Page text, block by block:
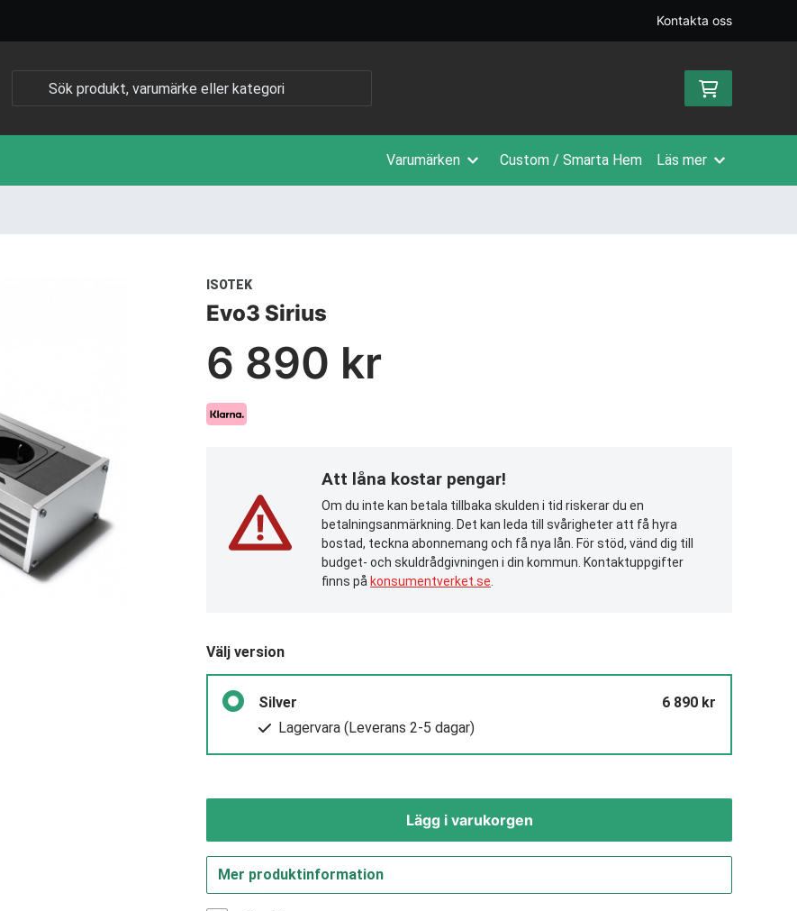
Kontakta oss
Varumärken Custom / Smarta Hem Läs mer
ISOTEK
Evo3 Sirius
6 890 kr
Att låna kostar pengar!
Om du inte kan betala tillbaka skulden i tid riskerar du en
betalningsanmärkning. Det kan leda till svårigheter att få hyra
bostad, teckna abonnemang och få nya lån. För stöd, vänd dig till
budget- och skuldrådgivningen i din kommun. Kontaktuppgifter
finns på konsumentverket.se
Välj version
Silver
6 890 kr
Lagervara (Leverans 2-5 dagar)
Lägg i varukorgen
Mer produktinformation